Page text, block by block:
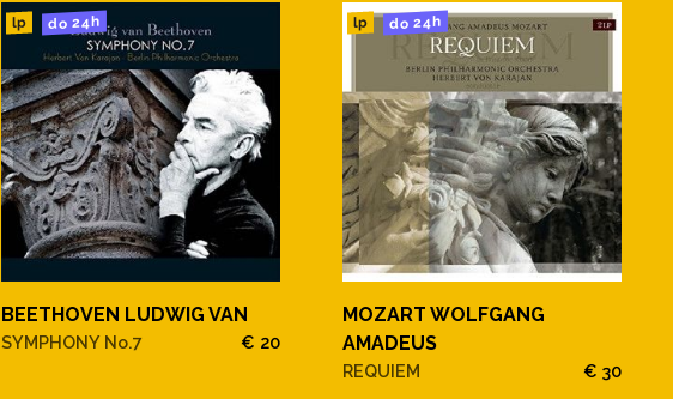
lp do 24h
BEETHOVEN LUDWIG VAN
SYMPHONY No.7 € 20
lp do 24h
MOZART WOLFGANG
AMADEUS
REQUIEM € 30